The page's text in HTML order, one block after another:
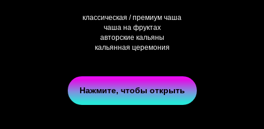
классическая / премиум чаша
чаша на фруктах
авторские кальяны
кальянная церемония
Нажмите, чтобы открыть